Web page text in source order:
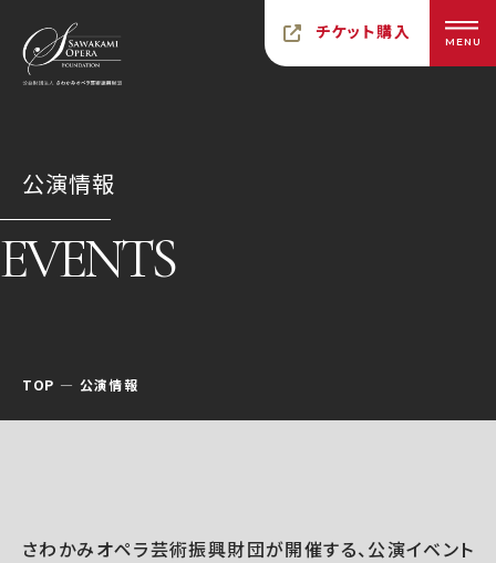
チケット購入 MENU
公演情報
EVENTS
TOP 公演情報
さわかみオペラ芸術振興財団が開催する、公演イベント